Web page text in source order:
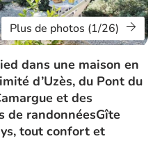
Plus de photos (1/26)
dans une maison en
d’Uzès, du Pont du
et des
de randonnéesGîte
tout confort et